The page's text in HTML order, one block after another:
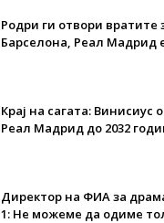
Родри ги отвори вратите
Барселона, Реал Мадрид
Крај на сагата: Винисиус
Реал Мадрид до 2032
Директор на ФИА за
1: Не можеме да одиме